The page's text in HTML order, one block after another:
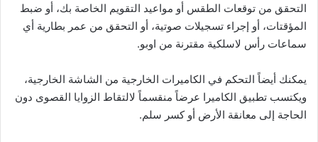
التحقق من توقعات الطقس أو مواعيد التقويم الخاصة بك، أو ضبط
المؤقتات، أو إجراء تسجيلات صوتية، أو التحقق من عمر بطارية أي
سماعات رأس لاسلكية مقترنة من اوبو.
يمكنك أيضاً التحكم في الكاميرات الخارجية من الشاشة الخارجية،
ويكتسب تطبيق الكاميرا عرضاً منقسماً لالتقاط الزوايا القصوى دون
الحاجة إلى معانقة الأرض أو كسر سلم.